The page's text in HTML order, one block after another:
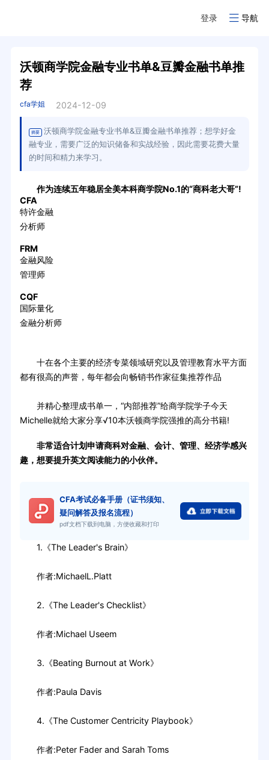
登录 导航
沃顿商学院金融专业书单&豆瓣金融书单推
荐
cfa学姐 2024-12-09
摘要
沃顿商学院金融专业书单&豆瓣金融书单推荐；想学好金
融专业，需要广泛的知识储备和实战经验，因此需要花费大量
的时间和精力来学习。
作为连续五年稳居全美本科商学院No.1的“商科老大哥”!
CFA
特许金融
分析师
FRM
金融风险
管理师
CQF
国际量化
金融分析师
十在各个主要的经济专菜领域研究以及管理教育水平方面
都有很高的声誉，每年都会向畅销书作家征集推荐作品
并精心整理成书单一，“内部推荐”给商学院学子今天
Michelle就给大家分享√10本沃顿商学院强推的高分书籍!
非常适合计划申请商科对金融、会计、管理、经济学感兴
趣，想要提升英文阅读能力的小伙伴。
CFA考试必备手册（证书须知、
疑问解答及报名流程）
pdf文档下载到电脑，方便收藏和打印
1.《The Leader's Brain》
作者:MichaelL.Platt
2.《The Leader's Checklist》
作者:Michael Useem
3.《Beating Burnout at Work》
作者:Paula Davis
4.《The Customer Centricity Playbook》
作者:Peter Fader and Sarah Toms